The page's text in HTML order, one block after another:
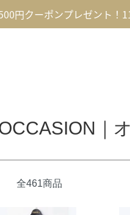
円クーポンプレゼント！
｜
全461商品